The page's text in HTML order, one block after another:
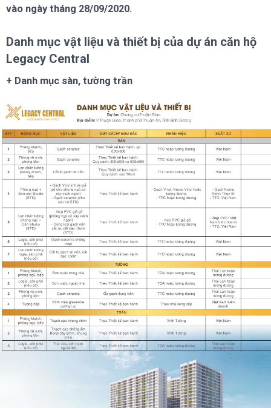
vào ngày tháng 28/09/2020.
Danh mục vật liệu và thiết bị của dự án căn hộ
Legacy Central
+ Danh mục sàn, tường trần